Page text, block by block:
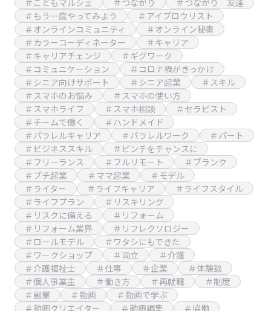
＃こどもマルシェ
＃つながり
＃つながり 友達
＃もう一度やってみよう
＃アイブロウリスト
＃オンラインコミュニティ
＃オンライン秘書
＃カラーコーディネーター
＃キャリア
＃キャリアチェンジ
＃ギグワーク
＃コミュニケーション
＃コロナ禍がきっかけ
＃シニア向けサポート
＃シニア起業
＃スキル
＃スマホのお悩み
＃スマホの使い方
＃スマホライフ
＃スマホ相談
＃セラピスト
＃チームで働く
＃ハンドメイド
＃パラレルキャリア
＃パラレルワーク
＃パート
＃ビジネススキル
＃ピンチをチャンスに
＃フリーランス
＃フルリモート
＃ブランク
＃プチ起業
＃ママ起業
＃モデル
＃ライター
＃ライフキャリア
＃ライフスタイル
＃ライフプラン
＃リスキリング
＃リスクに備える
＃リフォーム
＃リフォーム業界
＃リフレクソロジー
＃ロールモデル
＃ワタシにもできた
＃ワークショップ
＃両立
＃介護
＃介護福祉士
＃仕事 ＃企業
＃体験談
＃個人事業主
＃働き方 ＃再就職
＃制度
＃副業
＃動画
＃動画で学ぶ
＃動画クリエイター
＃動画編集
＃協働